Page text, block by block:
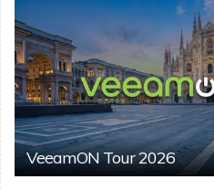
VeeamON Tour 2026